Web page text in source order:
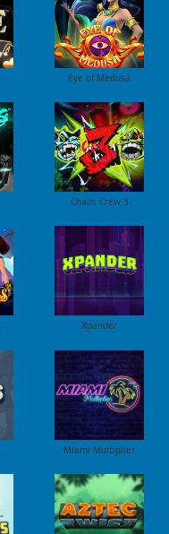
Eye of Medusa
Chaos Crew 3
Xpander
Miami Multiplier